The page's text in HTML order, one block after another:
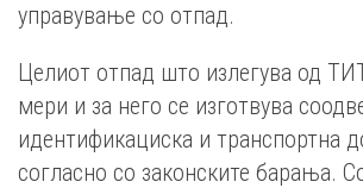
управување со отпад.
Целиот отпад што излегува од
мери и за него се изготвува
идентификациска и транспортна
согласно со законските барања.